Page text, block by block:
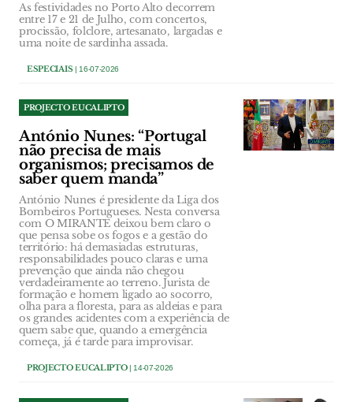
As festividades no Porto Alto decorrem
entre 17 e 21 de Julho, com concertos,
procissão, folclore, artesanato, largadas e
uma noite de sardinha assada.
ESPECIAIS| 16-07-2026
PROJECTO EUCALIPTO
António Nunes: “Portugal
não precisa de mais
organismos; precisamos de
saber quem manda”
António Nunes é presidente da Liga dos
Bombeiros Portugueses. Nesta conversa
com O MIRANTE deixou bem claro o
que pensa sobe os fogos e a gestão do
território: há demasiadas estruturas,
responsabilidades pouco claras e uma
prevenção que ainda não chegou
verdadeiramente ao terreno. Jurista de
formação e homem ligado ao socorro,
olha para a floresta, para as aldeias e para
os grandes acidentes com a experiência de
quem sabe que, quando a emergência
começa, já é tarde para improvisar.
PROJECTO EUCALIPTO| 14-07-2026